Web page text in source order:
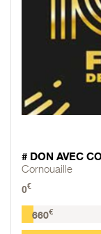
# DON AVEC
Cornouaille
0€
660€